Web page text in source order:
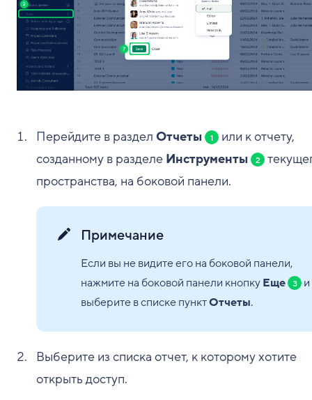
Перейдите в раздел Отчеты 1
или к отчету,
созданному в разделе Инструменты 2
пространства, на боковой панели.
Примечание
Если вы не видите его на боковой панели,
нажмите на боковой панели кнопкуЕще 3
и
выберите в списке пунктОтчеты.
Выберите из списка отчет, к которому хотите
открыть доступ.